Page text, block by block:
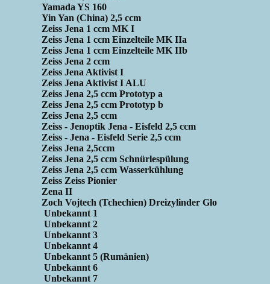
Yamada YS 160
Yin Yan (China) 2,5 ccm
Zeiss Jena 1 ccm MK I
Zeiss Jena 1 ccm Einzelteile MK IIa
Zeiss Jena 1 ccm Einzelteile MK IIb
Zeiss Jena 2 ccm
Zeiss Jena Aktivist I
Zeiss Jena Aktivist I ALU
Zeiss Jena 2,5 ccm Prototyp a
Zeiss Jena 2,5 ccm Prototyp b
Zeiss Jena 2,5 ccm
Zeiss - Jenoptik Jena - Eisfeld 2,5 ccm
Zeiss - Jena - Eisfeld Serie 2,5 ccm
Zeiss Jena 2,5ccm
Zeiss Jena 2,5 ccm Schnürlespülung
Zeiss Jena 2,5 ccm Wasserkühlung
Zeiss Zeiss Pionier
Zena II
Zoch Vojtech (Tchechien) Dreizylinder Glo
Unbekannt 1
Unbekannt 2
Unbekannt 3
Unbekannt 4
Unbekannt 5 (Rumänien)
Unbekannt 6
Unbekannt 7